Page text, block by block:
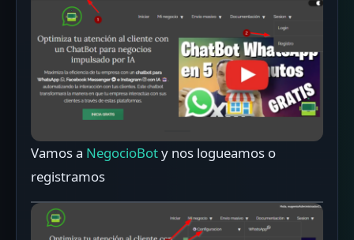
Vamos a NegocioBoty nos logueamos o
registramos